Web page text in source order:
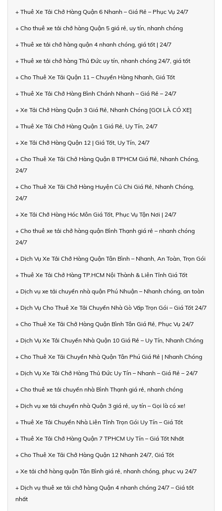
+ Thuê Xe Tải Chở Hàng Quận 6 Nhanh – Giá Rẻ – Phục Vụ 24/7
+ Cho thuê xe tải chở hàng Quận 5 giá rẻ, uy tín, nhanh chóng
+ Thuê xe tải chở hàng quận 4 nhanh chóng, giá tốt | 24/7
+ Thuê xe tải chở hàng Thủ Đức uy tín, nhanh chóng 24/7, giá tốt
+ Cho Thuê Xe Tải Quận 11 – Chuyển Hàng Nhanh, Giá Tốt
+ Thuê Xe Tải Chở Hàng Bình Chánh Nhanh – Giá Rẻ – 24/7
+ Xe Tải Chở Hàng Quận 3 Giá Rẻ, Nhanh Chóng [GỌI LÀ CÓ XE]
+ Thuê Xe Tải Chở Hàng Quận 1 Giá Rẻ, Uy Tín, 24/7
+ Xe Tải Chở Hàng Quận 12 | Giá Tốt, Uy Tín, 24/7
+ Cho Thuê Xe Tải Chở Hàng Quận 8 TPHCM Giá Rẻ, Nhanh Chóng,
24/7
+ Cho Thuê Xe Tải Chở Hàng Huyện Củ Chi Giá Rẻ, Nhanh Chóng,
24/7
+ Xe Tải Chở Hàng Hóc Môn Giá Tốt, Phục Vụ Tận Nơi | 24/7
+ Cho thuê xe tải chở hàng quận Bình Thạnh giá rẻ – nhanh chóng
24/7
+ Dịch Vụ Xe Tải Chở Hàng Quận Tân Bình – Nhanh, An Toàn, Trọn Gói
+ Thuê Xe Tải Chở Hàng TP.HCM Nội Thành & Liên Tỉnh Giá Tốt
+ Dịch vụ xe tải chuyển nhà quận Phú Nhuận – Nhanh chóng, an toàn
+ Dịch Vụ Cho Thuê Xe Tải Chuyển Nhà Gò Vấp Trọn Gói – Giá Tốt 24/7
+ Cho Thuê Xe Tải Chở Hàng Quận Bình Tân Giá Rẻ, Phục Vụ 24/7
+ Dịch Vụ Xe Tải Chuyển Nhà Quận 10 Giá Rẻ – Uy Tín, Nhanh Chóng
+ Cho Thuê Xe Tải Chuyển Nhà Quận Tân Phú Giá Rẻ | Nhanh Chóng
+ Dịch Vụ Xe Tải Chở Hàng Thủ Đức Uy Tín – Nhanh – Giá Rẻ – 24/7
+ Cho thuê xe tải chuyển nhà Bình Thạnh giá rẻ, nhanh chóng
+ Dịch vụ xe tải chuyển nhà Quận 3 giá rẻ, uy tín – Gọi là có xe!
+ Thuê Xe Tải Chuyển Nhà Liên Tỉnh Trọn Gói Uy Tín – Giá Tốt
+ Thuê Xe Tải Chở Hàng Quận 7 TPHCM Uy Tín – Giá Tốt Nhất
+ Cho Thuê Xe Tải Chở Hàng Quận 12 Nhanh 24/7, Giá Tốt
+ Xe tải chở hàng quận Tân Bình giá rẻ, nhanh chóng, phục vụ 24/7
+ Dịch vụ thuê xe tải chở hàng Quận 4 nhanh chóng 24/7 – Giá tốt
nhất